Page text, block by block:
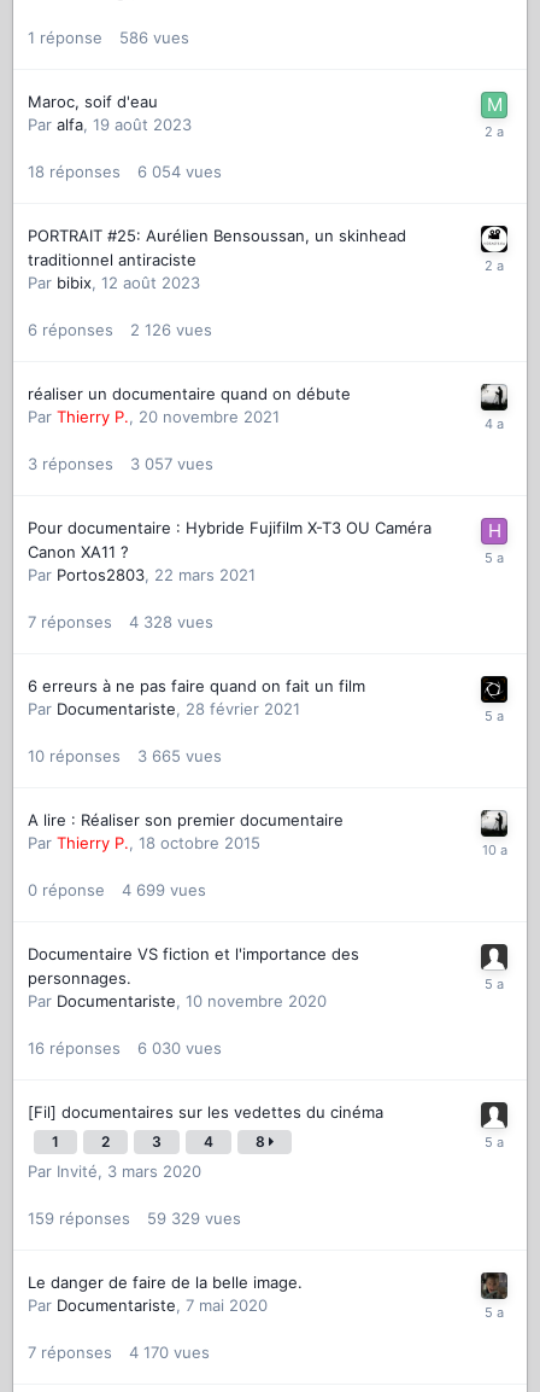
1 réponse 586 vues
Maroc, soif d'eau
Par alfa, 19 août 2023
18 réponses 6 054 vues
PORTRAIT #25: Aurélien Bensoussan, un skinhead
traditionnel antiraciste
Par bibix, 12 août 2023
6 réponses 2 126 vues
réaliser un documentaire quand on débute
Par Thierry P., 20 novembre 2021
3 réponses 3 057 vues
Pour documentaire : Hybride Fujifilm X-T3 OU Caméra
Canon XA11 ?
Par Portos2803, 22 mars 2021
7 réponses 4 328 vues
6 erreurs à ne pas faire quand on fait un film
Par Documentariste, 28 février 2021
10 réponses 3 665 vues
A lire : Réaliser son premier documentaire
Par Thierry P., 18 octobre 2015
0 réponse 4 699 vues
Documentaire VS fiction et l'importance des
personnages.
Par Documentariste, 10 novembre 2020
16 réponses 6 030 vues
[Fil] documentaires sur les vedettes du cinéma
1 2 3 4 8
Par Invité, 3 mars 2020
159 réponses 59 329 vues
Le danger de faire de la belle image.
Par Documentariste, 7 mai 2020
7 réponses 4 170 vues